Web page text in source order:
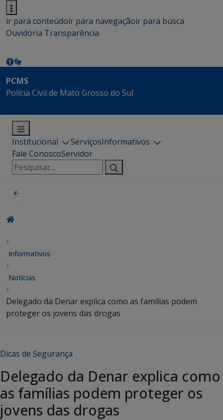
ir para conteúdoir para navegaçãoir para busca
Ouvidoria Transparência
PCMS
Polícia Civil de Mato Grosso do Sul
Institucional ServiçosInformativos
Fale ConoscoServidor
Pesquisar
por:
Informativos
Notícias
Delegado da Denar explica como as famílias podem
proteger os jovens das drogas
Dicas de Segurança
Delegado da Denar explica como
as famílias podem proteger os
jovens das drogas